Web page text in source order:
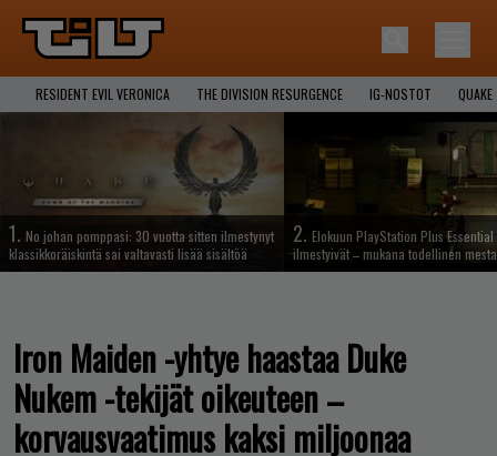
RESIDENT EVIL VERONICA THE DIVISION RESURGENCE IG-NOSTOT QUAKE
1. No johan pomppasi: 30 vuotta sitten ilmestynyt
klassikkoräiskintä sai valtavasti lisää sisältöä
2. Elokuun PlayStation Plus
ilmestyivät – mukana todellinen
Iron Maiden -yhtye haastaa Duke
Nukem -tekijät oikeuteen –
korvausvaatimus kaksi miljoonaa